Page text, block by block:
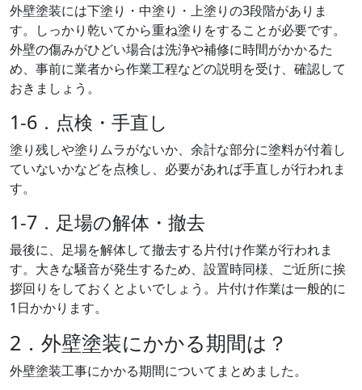
外壁塗装には下塗り・中塗り・上塗りの3段階がありま
す。しっかり乾いてから重ね塗りをすることが必要です。
外壁の傷みがひどい場合は洗浄や補修に時間がかかるた
め、事前に業者から作業工程などの説明を受け、確認して
おきましょう。
1-6．点検・手直し
塗り残しや塗りムラがないか、余計な部分に塗料が付着し
ていないかなどを点検し、必要があれば手直しが行われま
す。
1-7．足場の解体・撤去
最後に、足場を解体して撤去する片付け作業が行われま
す。大きな騒音が発生するため、設置時同様、ご近所に挨
拶回りをしておくとよいでしょう。片付け作業は一般的に
1日かかります。
2．外壁塗装にかかる期間は？
外壁塗装工事にかかる期間についてまとめました。